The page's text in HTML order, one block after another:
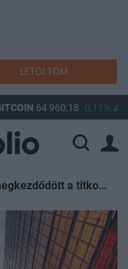
LETÖLTÖM
960,18 0,11% BUX
Üzent Magyar Péter: megkezdődött a titkos szavazás a leendő köztársasági elnökről